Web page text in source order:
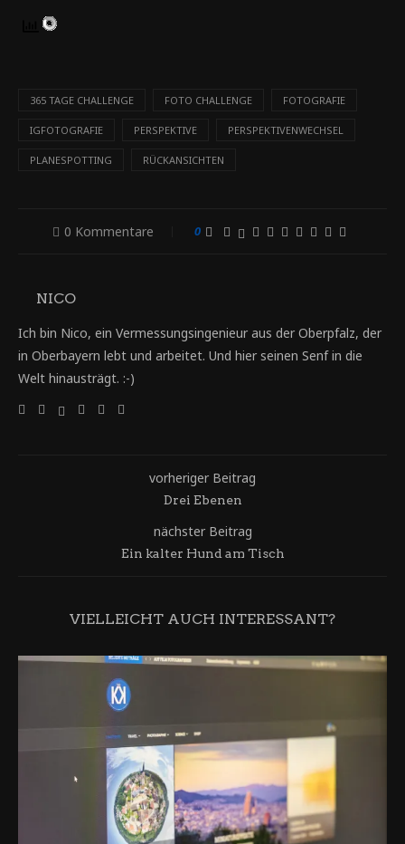
365 TAGE CHALLENGE FOTO CHALLENGE FOTOGRAFIE
IGFOTOGRAFIE PERSPEKTIVE PERSPEKTIVENWECHSEL
PLANESPOTTING RÜCKANSICHTEN
0 Kommentare 0
NICO
Ich bin Nico, ein Vermessungsingenieur aus der Oberpfalz, der
in Oberbayern lebt und arbeitet. Und hier seinen Senf in die
Welt hinausträgt. :-)
vorheriger Beitrag
Drei Ebenen
nächster Beitrag
Ein kalter Hund am Tisch
VIELLEICHT AUCH INTERESSANT?